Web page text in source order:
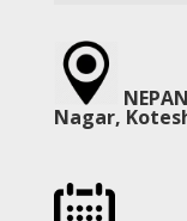
Nagar,